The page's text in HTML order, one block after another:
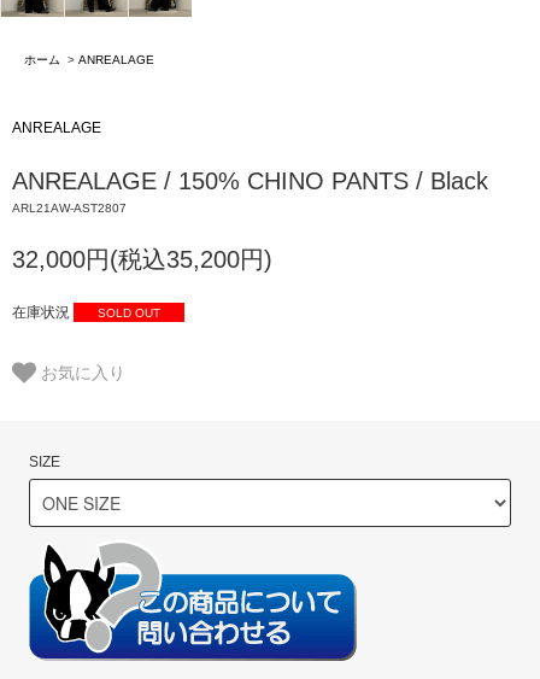
ホーム > ANREALAGE
ANREALAGE
ANREALAGE / 150% CHINO PANTS / Black
ARL21AW-AST2807
32,000円(税込35,200円)
在庫状況 SOLD OUT
お気に入り
SIZE